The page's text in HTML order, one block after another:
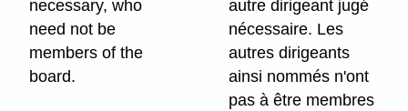
necessary, who
need not be
members of the
board.
autre dirigeant jugé
nécessaire. Les
autres dirigeants
ainsi nommés n'ont
pas à être membres